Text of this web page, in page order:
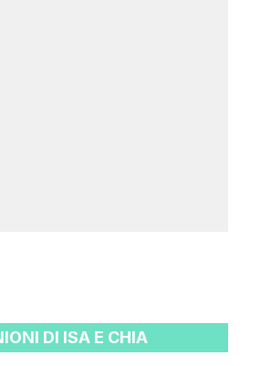
DI ISA E CHIA